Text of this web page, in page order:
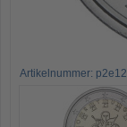
Artikelnummer: p2e12